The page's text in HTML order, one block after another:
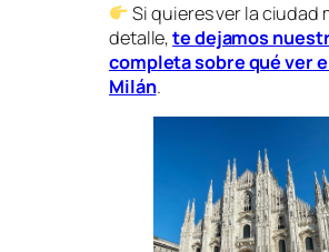
Si quieres ver la ciudad
detalle,te dejamos
completa sobre qué ver
Milán.